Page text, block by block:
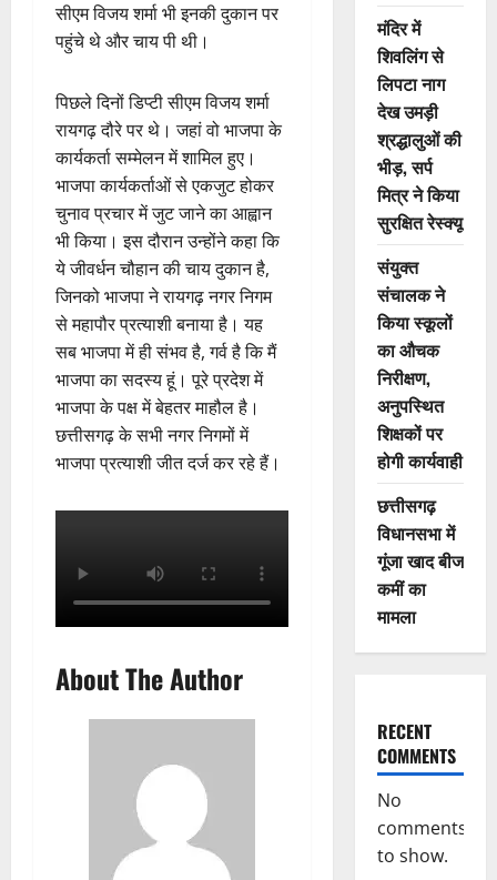
सीएम विजय शर्मा भी इनकी दुकान पर
पहुंचे थे और चाय पी थी।
पिछले दिनों डिप्टी सीएम विजय शर्मा
रायगढ़ दौरे पर थे। जहां वो भाजपा के
कार्यकर्ता सम्मेलन में शामिल हुए।
भाजपा कार्यकर्ताओं से एकजुट होकर
चुनाव प्रचार में जुट जाने का आह्वान
भी किया। इस दौरान उन्होंने कहा कि
ये जीवर्धन चौहान की चाय दुकान है,
जिनको भाजपा ने रायगढ़ नगर निगम
से महापौर प्रत्याशी बनाया है। यह
सब भाजपा में ही संभव है, गर्व है कि मैं
भाजपा का सदस्य हूं। पूरे प्रदेश में
भाजपा के पक्ष में बेहतर माहौल है।
छत्तीसगढ़ के सभी नगर निगमों में
भाजपा प्रत्याशी जीत दर्ज कर रहे हैं।
About The Author
मंदिर में
शिवलिंग से
लिपटा नाग
देख उमड़ी
श्रद्धालुओं की
भीड़, सर्प
मित्र ने किया
सुरक्षित रेस्क्यू
संयुक्त
संचालक ने
किया स्कूलों
का औचक
निरीक्षण,
अनुपस्थित
शिक्षकों पर
होगी कार्यवाही
छत्तीसगढ़
विधानसभा में
गूंजा खाद बीज
कमीं का
मामला
RECENT
COMMENTS
No
comments
to show.